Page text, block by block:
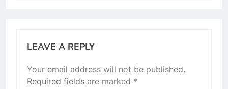
LEAVE A REPLY
Your email address will not be published.
Required fields are marked *